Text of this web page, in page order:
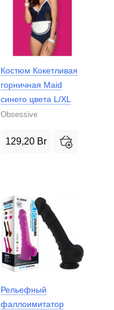
Костюм Кокетливая
горничная Maid
синего цвета L/XL
Obsessive
129,20 Br
Рельефный
фаллоимитатор